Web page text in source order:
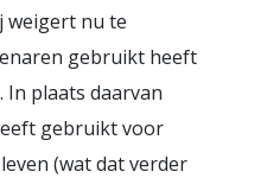
weigert nu te
gebruikt heeft
In plaats daarvan
gebruikt voor
(wat dat verder